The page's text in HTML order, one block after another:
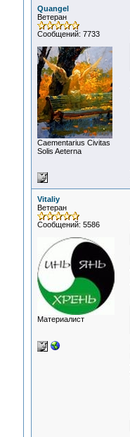
Quangel
Ветеран
Сообщений: 7733
Сaementarius Civitas
Solis Aeterna
Vitaliy
Ветеран
Сообщений: 5586
Материалист